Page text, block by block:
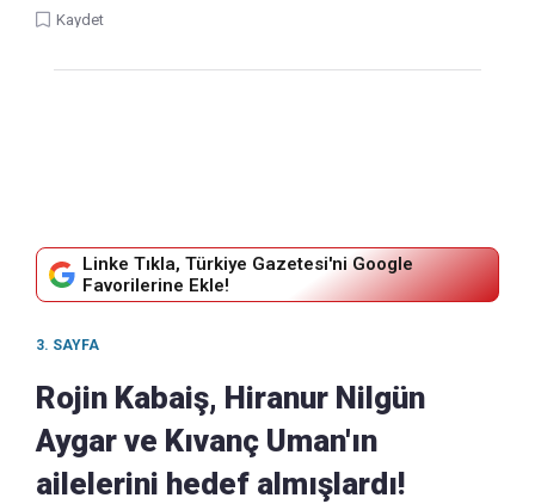
Kaydet
Linke Tıkla, Türkiye Gazetesi'ni Google
Favorilerine Ekle!
3. SAYFA
Rojin Kabaiş, Hiranur Nilgün
Aygar ve Kıvanç Uman'ın
ailelerini hedef almışlardı!